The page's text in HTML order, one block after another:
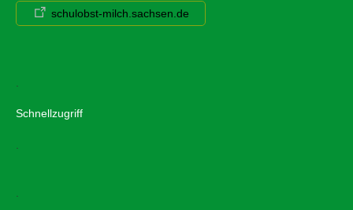
schulobst-milch.sachsen.de
Schnellzugriff